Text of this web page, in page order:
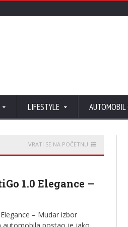
LIFESTYLE AUTOMOBIL
VRATI SE NA POČETNU
1.0 Elegance –
– Mudar izbor